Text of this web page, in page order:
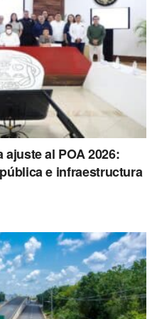
de 16 añosfue vista
el pasado10 de mayo de
.
el 11 de mayo
al POA 2026:
e infraestructura